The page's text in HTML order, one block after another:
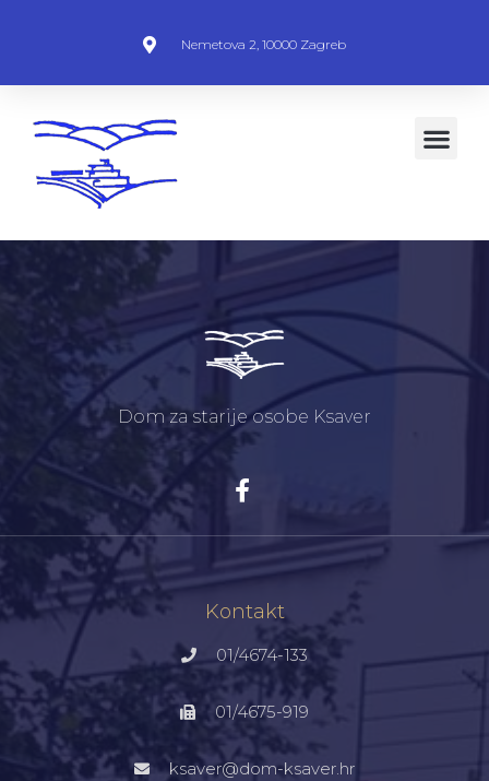
Nemetova 2, 10000 Zagreb
Dom za starije osobe Ksaver
Kontakt
01/4674-133
01/4675-919
ksaver@dom-ksaver.hr